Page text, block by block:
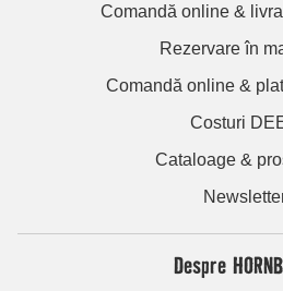
Comandă online &
Rezervare în
Comandă online &
Costuri
Cataloage &
Despre